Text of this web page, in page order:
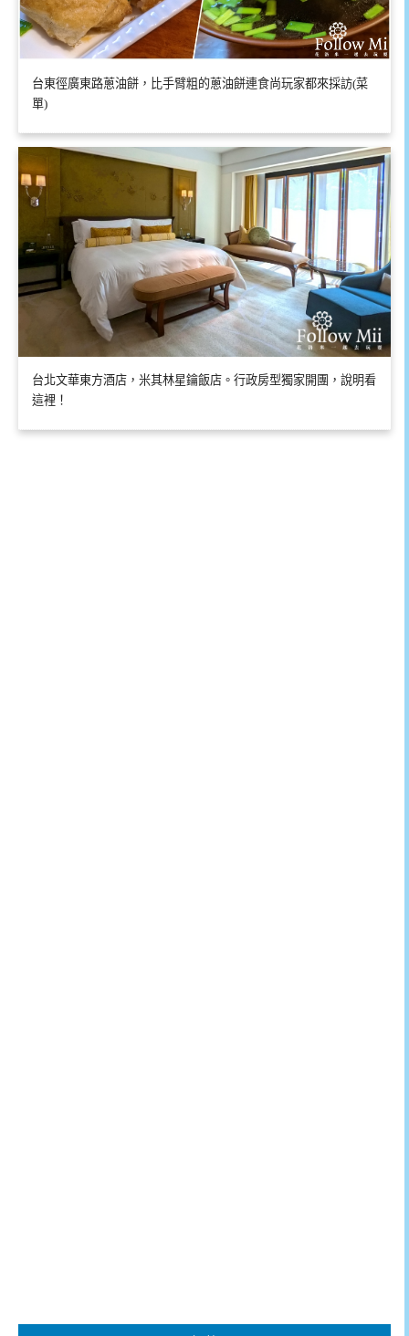
台東徑廣東路蔥油餅，比手臂粗的蔥油餅連食尚玩家都來採訪(菜
單)
台北文華東方酒店，米其林星鑰飯店。行政房型獨家開團，說明看
這裡！